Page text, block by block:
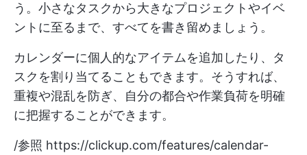
う。小さなタスクから大きなプロジェクトやイベ
ントに至るまで、すべてを書き留めましょう。
カレンダーに個人的なアイテムを追加したり、タ
スクを割り当てることもできます。そうすれば、
重複や混乱を防ぎ、自分の都合や作業負荷を明確
に把握することができます。
/参照 https://clickup.com/features/calendar-